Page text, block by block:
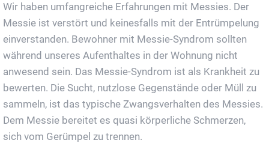
Wir haben umfangreiche Erfahrungen mit Messies. Der
Messie ist verstört und keinesfalls mit der Entrümpelung
einverstanden. Bewohner mit Messie-Syndrom sollten
während unseres Aufenthaltes in der Wohnung nicht
anwesend sein. Das Messie-Syndrom ist als Krankheit zu
bewerten. Die Sucht, nutzlose Gegenstände oder Müll zu
sammeln, ist das typische Zwangsverhalten des Messies.
Dem Messie bereitet es quasi körperliche Schmerzen,
sich vom Gerümpel zu trennen.